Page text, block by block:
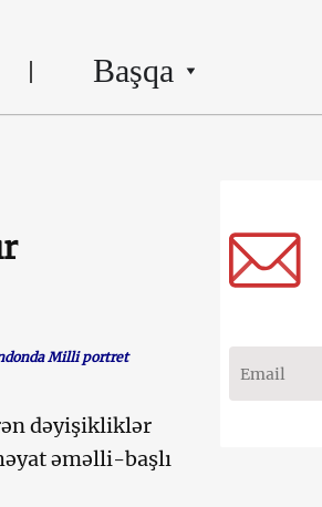
Başqa
Milli portret
dəyişikliklər
əməlli-başlı